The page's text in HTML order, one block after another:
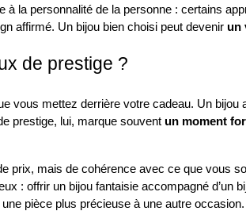
à la personnalité de la personne : certains
affirmé. Un bijou bien choisi peut devenir un
de prestige ?
vous mettez derrière votre cadeau. Un
prestige, lui, marque souvent un moment
prix, mais de cohérence avec ce que vous
: offrir un bijou fantaisie accompagné d’un
une pièce plus précieuse à une autre occasion.